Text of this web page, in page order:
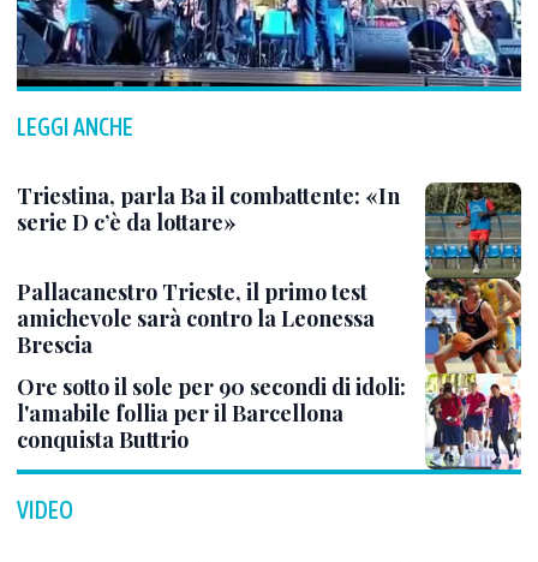
LEGGI ANCHE
Triestina, parla Ba il combattente: «In
serie D c’è da lottare»
Pallacanestro Trieste, il primo test
amichevole sarà contro la Leonessa
Brescia
Ore sotto il sole per 90 secondi di idoli:
l'amabile follia per il Barcellona
conquista Buttrio
VIDEO